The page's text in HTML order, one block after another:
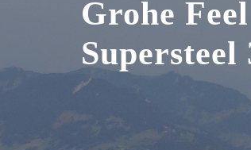
Grohe
Supersteel